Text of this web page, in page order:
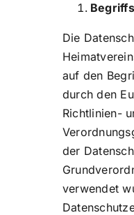
Die
auf den
durch den
Richtlinien-
der
verwendet